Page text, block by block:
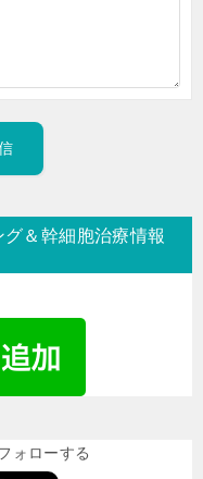
＆幹細胞治療情報
ォローする